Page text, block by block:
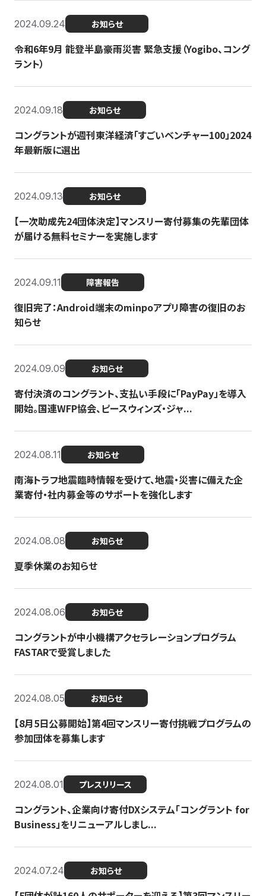
2024.09.24 お知らせ
令和6年9月 能登半島豪雨災害 緊急支援（Yogibo、コング
ラント）
2024.09.18 お知らせ
コングラントが週刊東洋経済「すごいベンチャー100」2024
年最新版に選出
2024.09.13 お知らせ
【一次助成先24団体決定】マンスリー寄付募集の先輩団体
が届ける無料セミナーを実施します
2024.09.11 障害報告
復旧完了：Android端末のminpoアプリ障害の復旧のお
知らせ
2024.09.09 お知らせ
寄付決済のコングラント、支払い手段に「PayPay」を導入
開始。国連WFP協会、ピースウィンズ・ジャ...
2024.08.11 お知らせ
南海トラフ地震臨時情報を受けて、地震・災害に備えた企
業寄付・社内募金等のサポートを強化します
2024.08.08 お知らせ
夏季休業のお知らせ
2024.08.06 お知らせ
コングラントが中小機構アクセラレーションプログラム
FASTARで受賞しました
2024.08.05 お知らせ
【8月5日公募開始】第4回マンスリー寄付挑戦プログラムの
参加団体を募集します
2024.08.01 プレスリリース
コングラント、企業向け寄付DXシステム「コングラント for
Business」をリニューアルしまし...
2024.07.24 お知らせ